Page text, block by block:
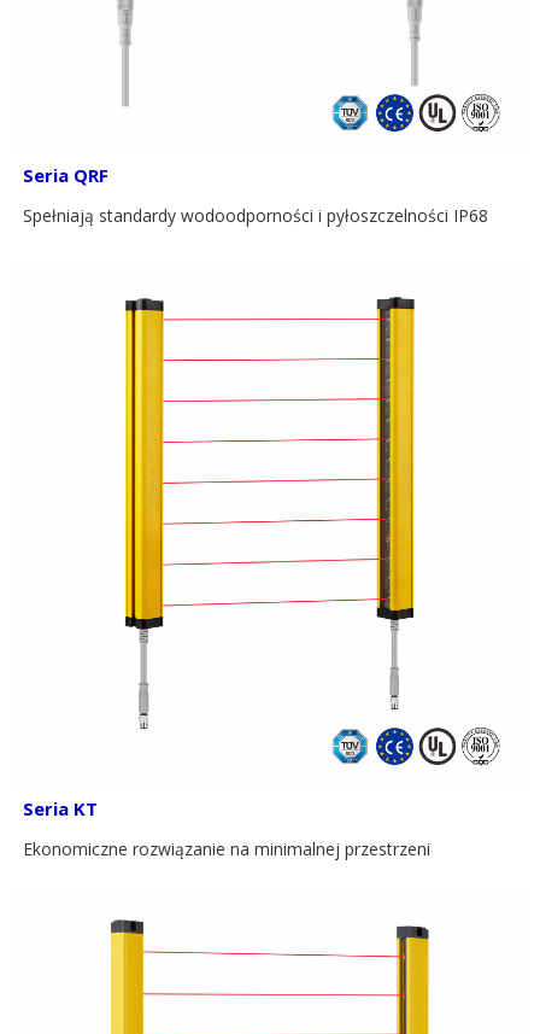
Seria QRF
Spełniają standardy wodoodporności i pyłoszczelności IP68
Seria KT
Ekonomiczne rozwiązanie na minimalnej przestrzeni